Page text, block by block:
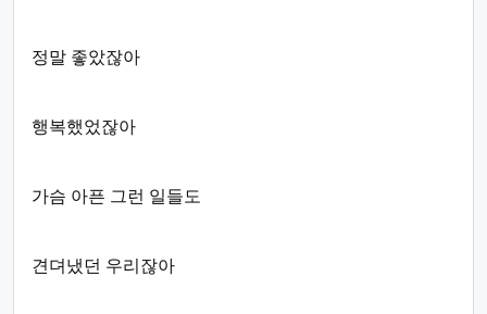
정말 좋았잖아
행복했었잖아
가슴 아픈 그런 일들도
견뎌냈던 우리잖아